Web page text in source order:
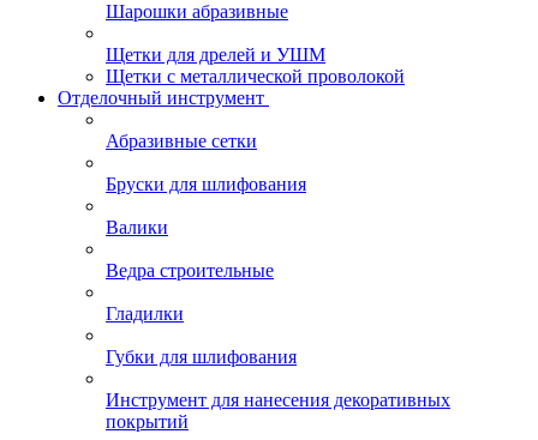
Шарошки абразивные
Щетки для дрелей и УШМ
Щетки с металлической проволокой
Отделочный инструмент
Абразивные сетки
Бруски для шлифования
Валики
Ведра строительные
Гладилки
Губки для шлифования
Инструмент для нанесения декоративных
покрытий